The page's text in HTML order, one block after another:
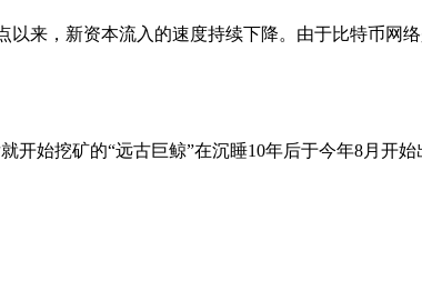
以来，新资本流入的速度持续下降。由于比特币
开始挖矿的“远古巨鲸”在沉睡10年后于今年8月开